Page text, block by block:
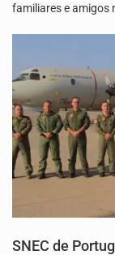
familiares e amigos
SNEC de